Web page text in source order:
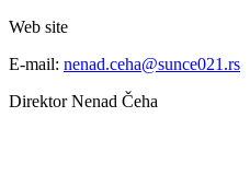
Web site
E-mail: nenad.ceha@sunce021.rs
Direktor Nenad Čeha